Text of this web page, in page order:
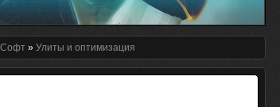
Софт» Улиты и оптимизация